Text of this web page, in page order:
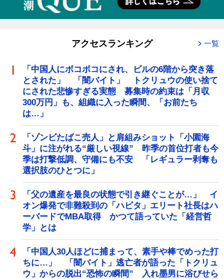
アクセスランキング 一覧
「中国人にボコボコにされ、ビルの6階から突き落
とされた」 「闇バイト」 トクリュウの使い捨て
にされた悲惨すぎる実態 募集時の約束は「月収
300万円」も、組織に入った瞬間、「お前たち
は…」
「ゾンビたばこ売人」と肩組みショット「小園海
斗」に注がれる“厳しい視線” 昨季の首位打者も今
季は打撃低調、守備にも不安 「レギュラー剥奪も
選択肢のひとつに」
「父の遺産を最良の状態で引き継ぐことが…」 イ
オン爆発で非難殺到の「ハビタ」エリート社長はハ
ーバードでMBA取得 かつて語っていた「経営哲
学」とは
「中国人30人ほどに捕まって、素手や棒でめった打
ちに…」 「闇バイト」逃亡者が語った「トクリュ
ウ」からの脱出“恐怖の瞬間” 入れ墨男に浴びせら